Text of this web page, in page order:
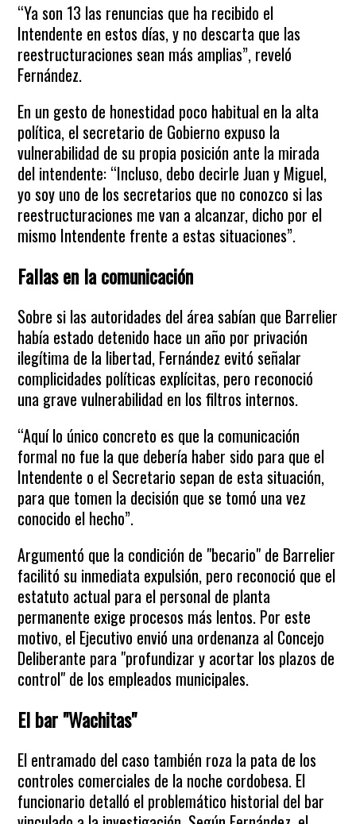
“Ya son 13 las renuncias que ha recibido el
Intendente en estos días, y no descarta que las
reestructuraciones sean más amplias”, reveló
Fernández.
En un gesto de honestidad poco habitual en la alta
política, el secretario de Gobierno expuso la
vulnerabilidad de su propia posición ante la mirada
del intendente: “Incluso, debo decirle Juan y Miguel,
yo soy uno de los secretarios que no conozco si las
reestructuraciones me van a alcanzar, dicho por el
mismo Intendente frente a estas situaciones”.
Fallas en la comunicación
Sobre si las autoridades del área sabían que Barrelier
había estado detenido hace un año por privación
ilegítima de la libertad, Fernández evitó señalar
complicidades políticas explícitas, pero reconoció
una grave vulnerabilidad en los filtros internos.
“Aquí lo único concreto es que la comunicación
formal no fue la que debería haber sido para que el
Intendente o el Secretario sepan de esta situación,
para que tomen la decisión que se tomó una vez
conocido el hecho”.
Argumentó que la condición de "becario" de Barrelier
facilitó su inmediata expulsión, pero reconoció que el
estatuto actual para el personal de planta
permanente exige procesos más lentos. Por este
motivo, el Ejecutivo envió una ordenanza al Concejo
Deliberante para "profundizar y acortar los plazos de
control" de los empleados municipales.
El bar "Wachitas"
El entramado del caso también roza la pata de los
controles comerciales de la noche cordobesa. El
funcionario detalló el problemático historial del bar